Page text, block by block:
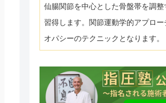
仙腸関節を中心とした骨盤帯を調整
習得します。関節運動学的アプロー
オパシーのテクニックとなります。